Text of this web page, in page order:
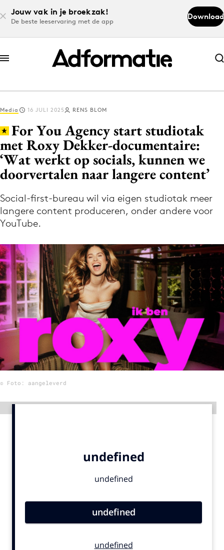
Jouw vak in je broekzak!
De beste leeservaring met de app
Download
Abonneer nu
Abonneer nu
Log in
Download de app
Volg het laatste nieuws via de Adformatie
Nieuws app
Menu
Home
9 sept: GenAI-training
12 nov: MarketingLive!
Adverteren
Opleidingen
Partners
Contentmarketing
Media 16 JULI 2025 RENS BLOM
For You Agency start studiotak
met Roxy Dekker-documentaire:
‘Wat werkt op socials, kunnen we
doorvertalen naar langere content’
Social-first-bureau wil via eigen studiotak meer
langere content produceren, onder andere voor
YouTube.
© Foto: aangeleverd